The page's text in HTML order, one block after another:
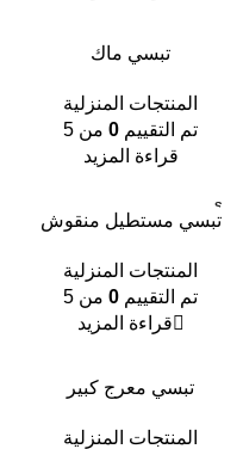
تبسي ماك
المنتجات المنزلية
تم التقييم 0 من 5
قراءة المزيد
SOLD
OUTتبسي مستطيل منقوش
المنتجات المنزلية
تم التقييم 0 من 5
قراءة المزيد
تبسي معرج كبير
المنتجات المنزلية